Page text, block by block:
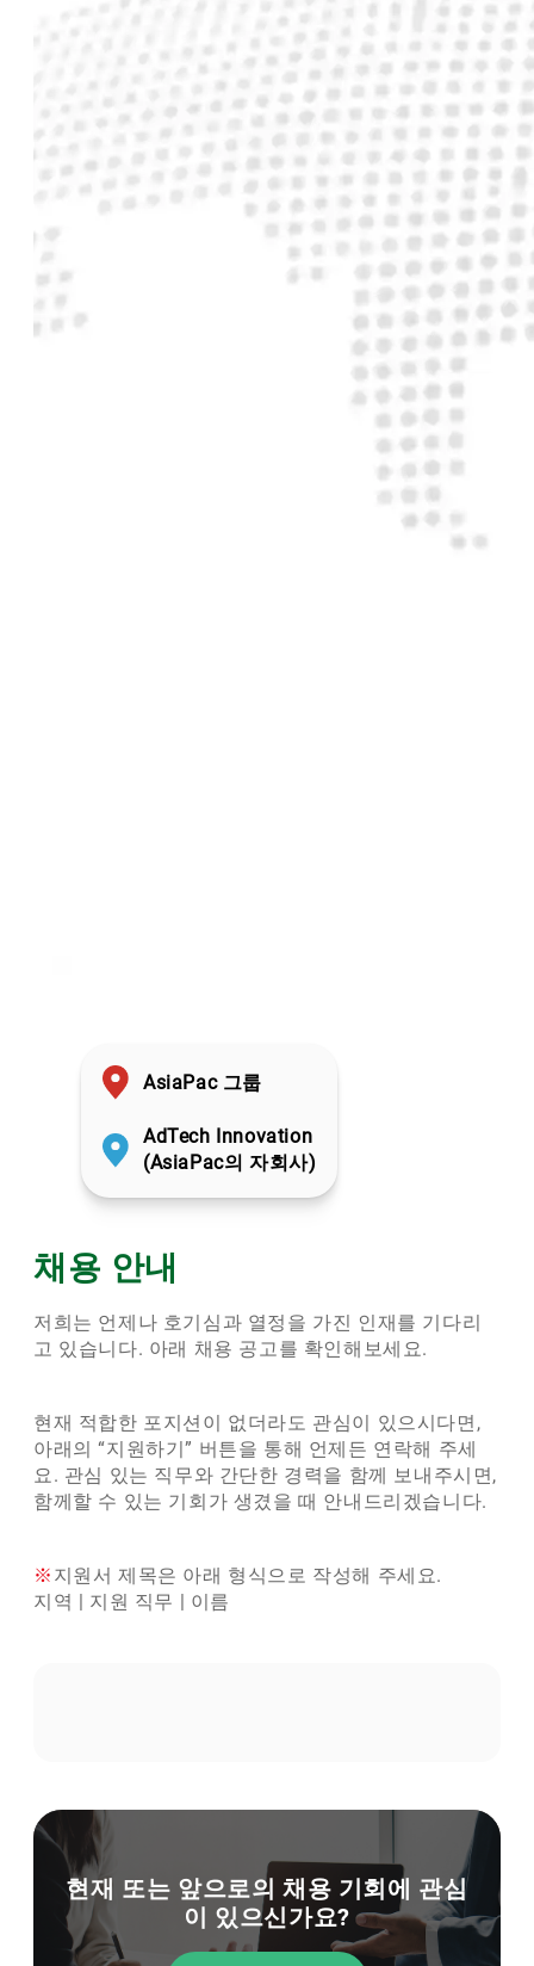
AsiaPac 그룹
AdTech Innovation
(AsiaPac의 자회사)
채용 안내
저희는 언제나 호기심과 열정을 가진 인재를 기다리
고 있습니다. 아래 채용 공고를 확인해보세요.
현재 적합한 포지션이 없더라도 관심이 있으시다면,
아래의 “지원하기” 버튼을 통해 언제든 연락해 주세
요. 관심 있는 직무와 간단한 경력을 함께 보내주시면,
함께할 수 있는 기회가 생겼을 때 안내드리겠습니다.
※ 지원서 제목은 아래 형식으로 작성해 주세요.
지역 | 지원 직무 | 이름
현재 또는 앞으로의 채용 기회에 관심
이 있으신가요?